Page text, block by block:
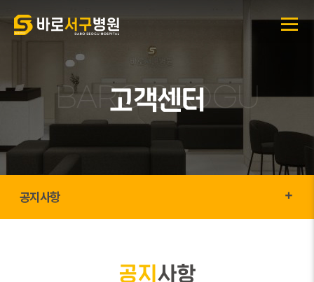
고객센터
공지사항
공지사항